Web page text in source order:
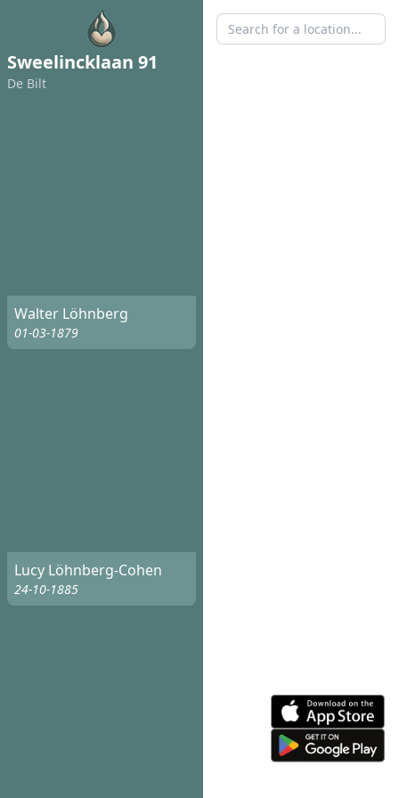
Sweelincklaan 91
De Bilt
Walter Löhnberg
01-03-1879
Lucy Löhnberg-Cohen
24-10-1885